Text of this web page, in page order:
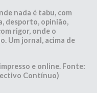
nada é tabu, com
desporto, opinião,
rigor, onde o
Um jornal, acima de
e online. Fonte:
Contínuo)